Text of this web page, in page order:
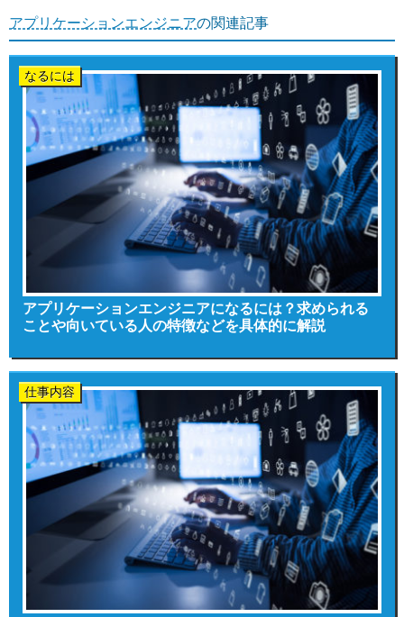
アプリケーションエンジニアの関連記事
なるには
アプリケーションエンジニアになるには？求められる
ことや向いている人の特徴などを具体的に解説
仕事内容